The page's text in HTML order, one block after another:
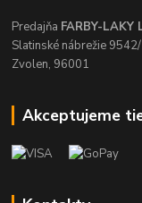
Predajňa FARBY-LAKY
Slatinské nábrežie
Zvolen, 96001
Akceptujeme